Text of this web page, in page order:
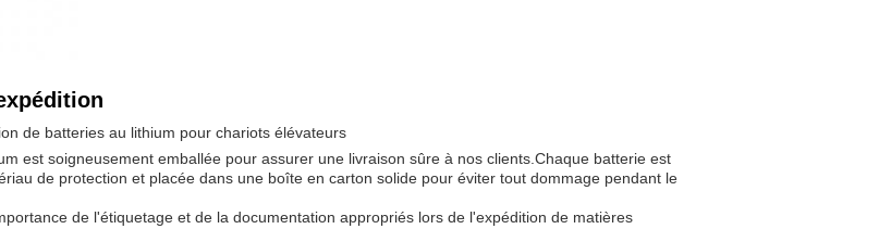
de batteries au lithium pour chariots élévateurs
est soigneusement emballée pour assurer une livraison sûre à nos clients.Chaque batterie est
de protection et placée dans une boîte en carton solide pour éviter tout dommage pendant le
de l'étiquetage et de la documentation appropriés lors de l'expédition de matières